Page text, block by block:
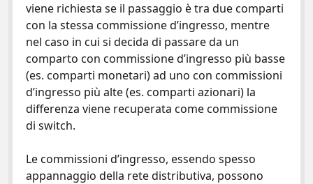
viene richiesta se il passaggio è tra due comparti
con la stessa commissione d’ingresso, mentre
nel caso in cui si decida di passare da un
comparto con commissione d’ingresso più basse
(es. comparti monetari) ad uno con commissioni
d’ingresso più alte (es. comparti azionari) la
differenza viene recuperata come commissione
di switch.
Le commissioni d’ingresso, essendo spesso
appannaggio della rete distributiva, possono